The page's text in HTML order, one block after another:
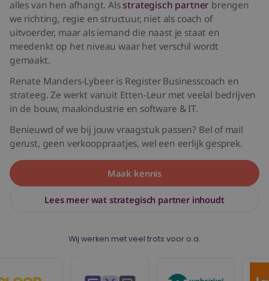
alles van hen afhangt. Alsstrategisch partner brengen
we richting, regie en structuur, niet als coach of
uitvoerder, maar als iemand die naast je staat en
meedenkt op het niveau waar het verschil wordt
gemaakt.
Renate Manders-Lybeer is Register Businesscoach en
strateeg. Ze werkt vanuit Etten-Leur met veelal bedrijven
in de bouw, maakindustrie en software & IT.
Benieuwd of we bij jouw vraagstuk passen? Bel of mail
gerust, geen verkooppraatjes, wel een eerlijk gesprek.
Maak kennis
Lees meer wat strategisch partner inhoudt
Wij werken met veel trots voor o.a.